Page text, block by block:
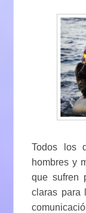
Todos los
hombres y
que sufren
claras para